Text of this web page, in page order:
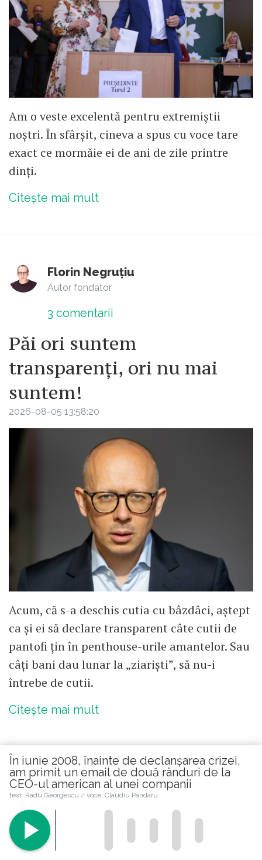
Am o veste excelentă pentru extremiștii
noștri. În sfârșit, cineva a spus cu voce tare
exact ce mormăie ei de ani de zile printre
dinți.
Citește mai mult
Florin Negruțiu
Autor fondator
3 comentarii
Păi ori suntem
transparenți, ori nu mai
suntem!
2026-08-05 13:58:20
Acum, că s-a deschis cutia cu bâzdâci, aștept
ca și ei să declare transparent câte cutii de
pantofi țin în penthouse-urile amantelor. Sau
câți bani dau lunar la „ziariști”, să nu-i
întrebe de cutii.
Citește mai mult
Citește în continuare
© 2026 Republica.ro
Despre cookies
În iunie 2008, înainte de declanșarea crizei,
am primit un email de două rânduri de la
CEO-ul american al unei companii
text: Radu Georgescu / voce: Claudiu Pândaru